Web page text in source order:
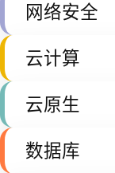
网络安全
云计算
云原生
数据库